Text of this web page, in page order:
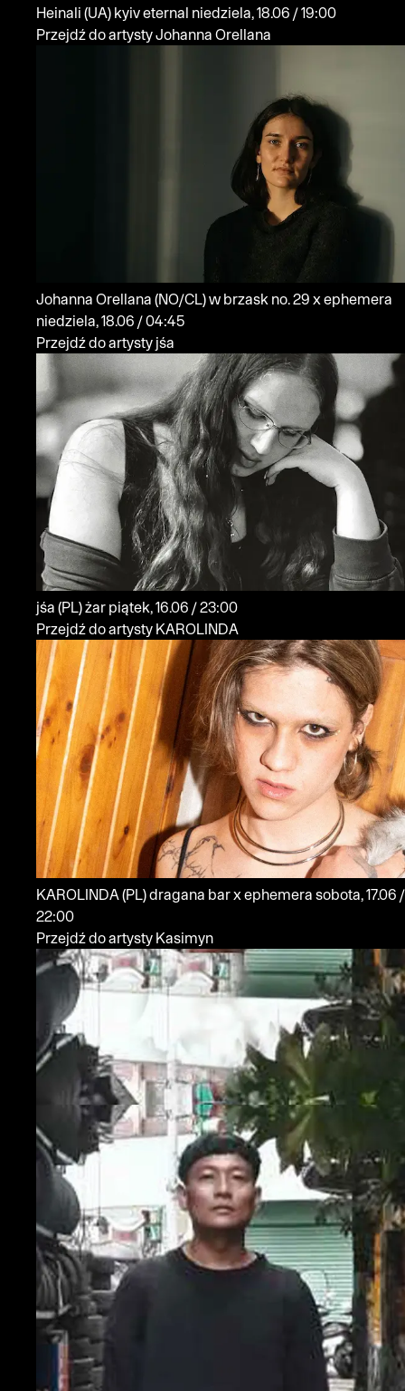
Heinali (UA) kyiv eternal
niedziela, 18.06 / 19:00
Przejdź do artysty Johanna Orellana
Johanna Orellana (NO/CL)w brzask no. 29 x ephemera
niedziela, 18.06 / 04:45
Przejdź do artysty jśa
jśa (PL)żar
piątek, 16.06 / 23:00
Przejdź do artysty KAROLINDA
KAROLINDA (PL)dragana bar x ephemera sobota, 17.06 /
22:00
Przejdź do artysty Kasimyn